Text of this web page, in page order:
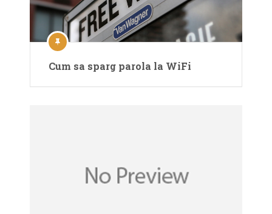
Cum sa sparg parola la WiFi